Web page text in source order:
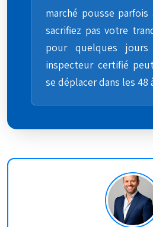
marché pousse
sacrifiez pas votre
pour quelques
inspecteur certifié
se déplacer dans les 48